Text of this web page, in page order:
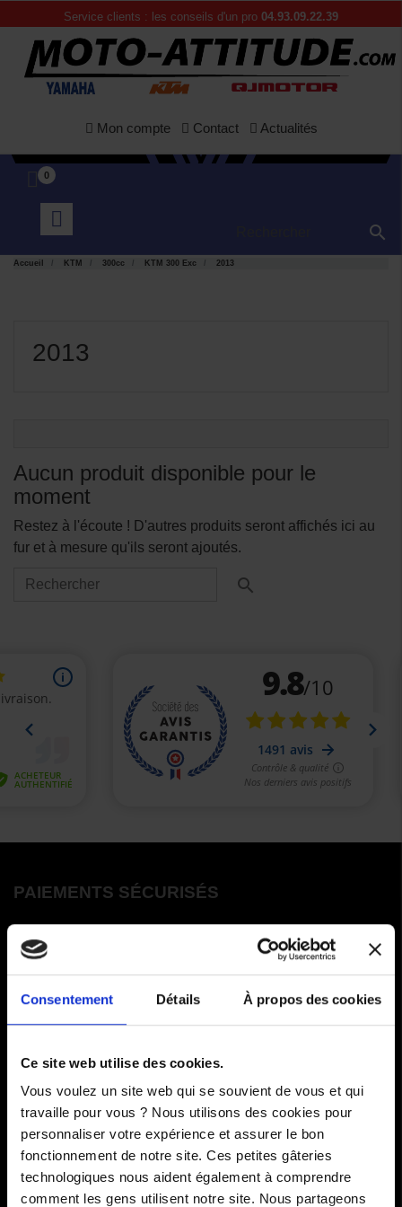
Consentement Détails À propos des cookies
Ce site web utilise des cookies.
Vous voulez un site web qui se souvient de vous et qui
travaille pour vous ? Nous utilisons des cookies pour
personnaliser votre expérience et assurer le bon
fonctionnement de notre site. Ces petites gâteries
technologiques nous aident également à comprendre
comment les gens utilisent notre site. Nous partageons
Service clients : les conseils d'un pro 04.93.09.22.39
Mon compte Contact Actualités
0

Accueil KTM 300cc KTM 300 Exc 2013
2013
Aucun produit disponible pour le
moment
Restez à l'écoute ! D'autres produits seront affichés ici au
fur et à mesure qu'ils seront ajoutés.

PAIEMENTS SÉCURISÉS
Paiement en 3 ou 4 fois
Paiements
Livraisons
Comment renvoyer des articles
SAV